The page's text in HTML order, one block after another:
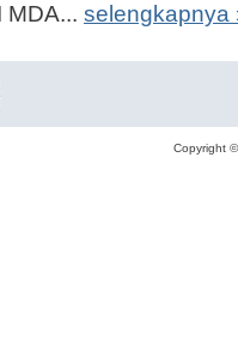
MDA... selengkapnya
Copyright